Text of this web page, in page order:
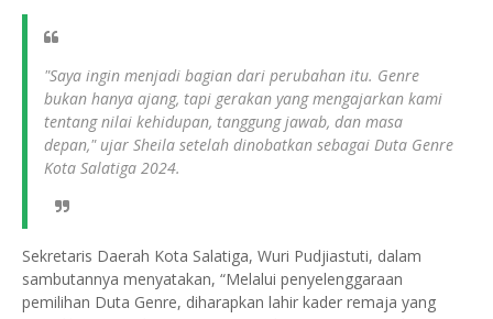
"Saya ingin menjadi bagian dari perubahan itu. Genre
bukan hanya ajang, tapi gerakan yang mengajarkan kami
tentang nilai kehidupan, tanggung jawab, dan masa
depan," ujar Sheila setelah dinobatkan sebagai Duta Genre
Kota Salatiga 2024.
Sekretaris Daerah Kota Salatiga, Wuri Pudjiastuti, dalam
sambutannya menyatakan, “Melalui penyelenggaraan
pemilihan Duta Genre, diharapkan lahir kader remaja yang